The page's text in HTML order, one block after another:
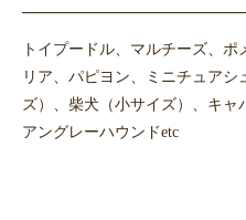
トイプードル、マルチーズ、
リア、パピヨン、ミニチュア
ズ）、柴犬（小サイズ）、キャ
アングレーハウンドetc